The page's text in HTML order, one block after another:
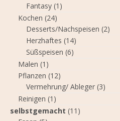
Fantasy (1)
Kochen (24)
Desserts/Nachspeisen (2)
Herzhaftes (14)
Süßspeisen (6)
Malen (1)
Pflanzen (12)
Vermehrung/ Ableger (3)
Reinigen (1)
selbstgemacht (11)